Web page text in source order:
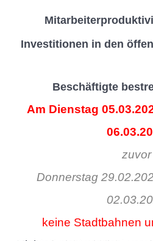
Investitionen in den
Beschäftigte
Am Dienstag
zuvor
Donnerstag
keine Stadtbahnen